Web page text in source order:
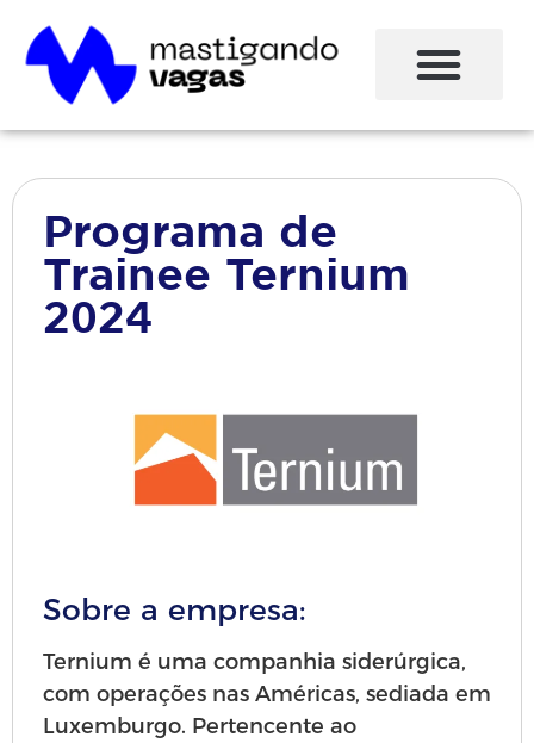
Programa de
Trainee Ternium
2024
Sobre a empresa:
Ternium é uma companhia siderúrgica,
com operações nas Américas, sediada em
Luxemburgo. Pertencente ao